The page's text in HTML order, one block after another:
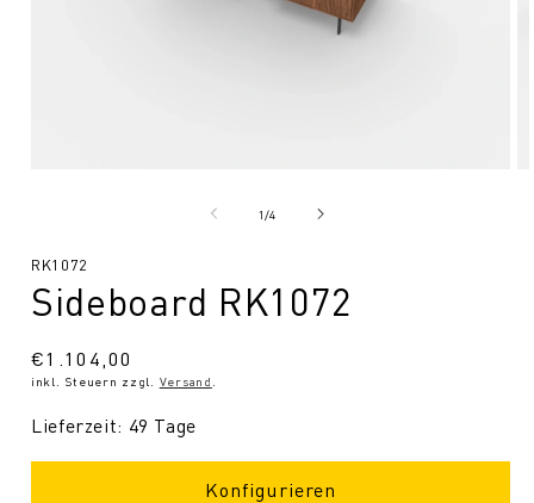
1/von
4
SKU:
RK1072
Sideboard RK1072
Normaler
Preis
€1.104,00
inkl. Steuern zzgl. Versand
Lieferzeit: 49 Tage
Konfigurieren